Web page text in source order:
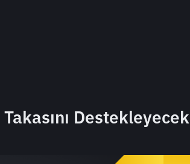
Destekleyecek